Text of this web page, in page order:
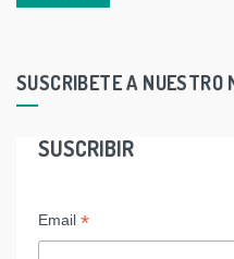
SUSCRIBETE A NUESTRO
SUSCRIBIR
Email *